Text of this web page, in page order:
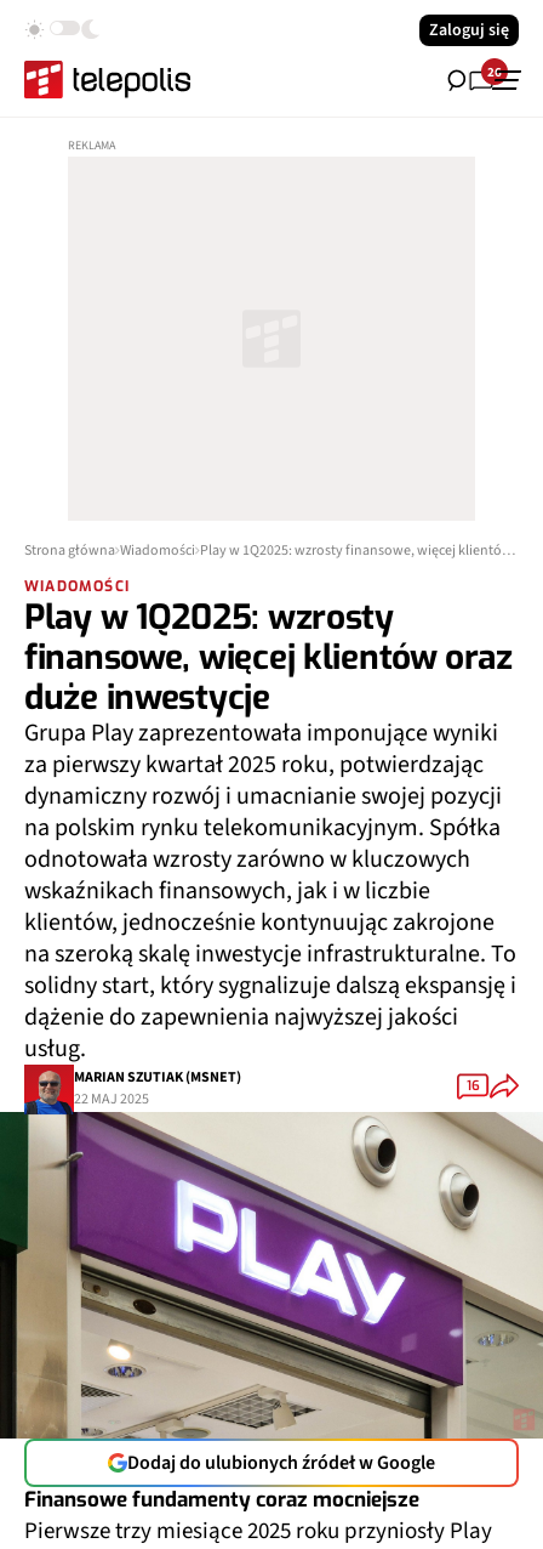
Zaloguj się
26
Strona główna Wiadomości Play w 1Q2025: wzrosty finansowe, więcej klientów oraz duże inwestycje
WIADOMOŚCI
Play w 1Q2025: wzrosty
finansowe, więcej klientów oraz
duże inwestycje
Grupa Play zaprezentowała imponujące wyniki
za pierwszy kwartał 2025 roku, potwierdzając
dynamiczny rozwój i umacnianie swojej pozycji
na polskim rynku telekomunikacyjnym. Spółka
odnotowała wzrosty zarówno w kluczowych
wskaźnikach finansowych, jak i w liczbie
klientów, jednocześnie kontynuując zakrojone
na szeroką skalę inwestycje infrastrukturalne. To
solidny start, który sygnalizuje dalszą ekspansję i
dążenie do zapewnienia najwyższej jakości
usług.
MARIAN SZUTIAK (MSNET)
22 MAJ 2025
16
Dodaj do ulubionych źródeł w Google
Finansowe fundamenty coraz mocniejsze
Pierwsze trzy miesiące 2025 roku przyniosły Play